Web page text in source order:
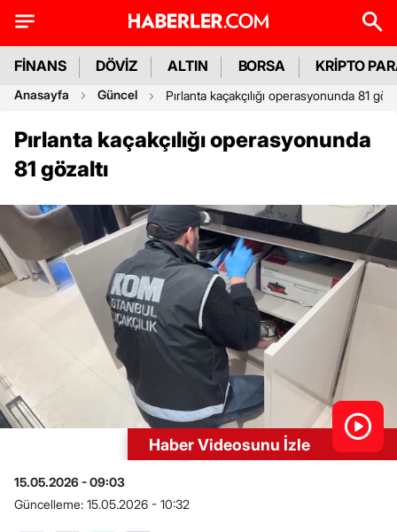
FİNANS DÖVİZ ALTIN BORSA KRİPTO
Anasayfa Güncel Pırlanta kaçakçılığı operasyonunda 81
Pırlanta kaçakçılığı operasyonunda
81 gözaltı
Haber Videosunu İzle
15.05.2026 - 09:03
Güncelleme: 15.05.2026 - 10:32